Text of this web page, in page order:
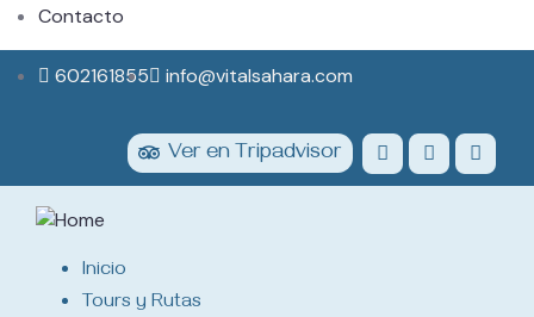
Contacto
602161855 info@vitalsahara.com
Ver en Tripadvisor
Inicio
Tours y Rutas